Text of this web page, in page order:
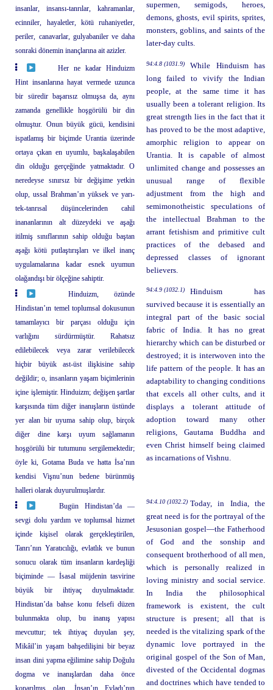
insanlar, insansı-tanrılar, kahramanlar,
ecinniler, hayaletler, kötü ruhaniyetler,
periler, canavarlar, gulyabaniler ve daha
sonraki dönemin inançlarına ait azizler.
supermen, semigods, heroes,
demons, ghosts, evil spirits, sprites,
monsters, goblins, and saints of the
later-day cults.
Her ne kadar Hinduizm
Hint insanlarına hayat vermede uzunca
bir süredir başarısız olmuşsa da, aynı
zamanda genellikle hoşgörülü bir din
olmuştur. Onun büyük gücü, kendisini
ispatlamış bir biçimde Urantia üzerinde
ortaya çıkan en uyumlu, başkalaşabilen
din olduğu gerçeğinde yatmaktadır. O
neredeyse sınırsız bir değişime yetkin
olup, ussal Brahman’ın yüksek ve yarı-
tek-tanrısal düşüncelerinden cahil
inananlarının alt düzeydeki ve aşağı
itilmiş sınıflarının sahip olduğu baştan
aşağı kötü putlaştırışları ve ilkel inanç
uygulamalarına kadar esnek uyumun
olağandışı bir ölçeğine sahiptir.
94:4.8 (1031.9)
While Hinduism has
long failed to vivify the Indian
people, at the same time it has
usually been a tolerant religion. Its
great strength lies in the fact that it
has proved to be the most adaptive,
amorphic religion to appear on
Urantia. It is capable of almost
unlimited change and possesses an
unusual range of flexible
adjustment from the high and
semimonotheistic speculations of
the intellectual Brahman to the
arrant fetishism and primitive cult
practices of the debased and
depressed classes of ignorant
believers.
Hinduizm, özünde
Hindistan’ın temel toplumsal dokusunun
tamamlayıcı bir parçası olduğu için
varlığını sürdürmüştür. Rahatsız
edilebilecek veya zarar verilebilecek
hiçbir büyük ast-üst ilişkisine sahip
değildir; o, insanların yaşam biçimlerinin
içine işlemiştir. Hinduizm; değişen şartlar
karşısında tüm diğer inanışların üstünde
yer alan bir uyuma sahip olup, birçok
diğer dine karşı uyum sağlamanın
hoşgörülü bir tutumunu sergilemektedir;
öyle ki, Gotama Buda ve hatta İsa’nın
kendisi Vişnu’nun bedene bürünmüş
halleri olarak duyurulmuşlardır.
94:4.9 (1032.1)
Hinduism has
survived because it is essentially an
integral part of the basic social
fabric of India. It has no great
hierarchy which can be disturbed or
destroyed; it is interwoven into the
life pattern of the people. It has an
adaptability to changing conditions
that excels all other cults, and it
displays a tolerant attitude of
adoption toward many other
religions, Gautama Buddha and
even Christ himself being claimed
as incarnations of Vishnu.
Bugün Hindistan’da —
sevgi dolu yardım ve toplumsal hizmet
içinde kişisel olarak gerçekleştirilen,
Tanrı’nın Yaratıcılığı, evlatlık ve bunun
sonucu olarak tüm insanların kardeşliği
biçiminde — İsasal müjdenin tasvirine
büyük bir ihtiyaç duyulmaktadır.
Hindistan’da bahse konu felsefi düzen
bulunmakta olup, bu inanış yapısı
mevcuttur; tek ihtiyaç duyulan şey,
Mikâil’in yaşam bahşedilişini bir beyaz
insan dini yapma eğilimine sahip Doğulu
dogma ve inanışlardan daha önce
94:4.10 (1032.2) Today, in India, the
great need is for the portrayal of the
Jesusonian gospel—the Fatherhood
of God and the sonship and
consequent brotherhood of all men,
which is personally realized in
loving ministry and social service.
In India the philosophical
framework is existent, the cult
structure is present; all that is
needed is the vitalizing spark of the
dynamic love portrayed in the
original gospel of the Son of Man,
divested of the Occidental dogmas
and doctrines which have tended to